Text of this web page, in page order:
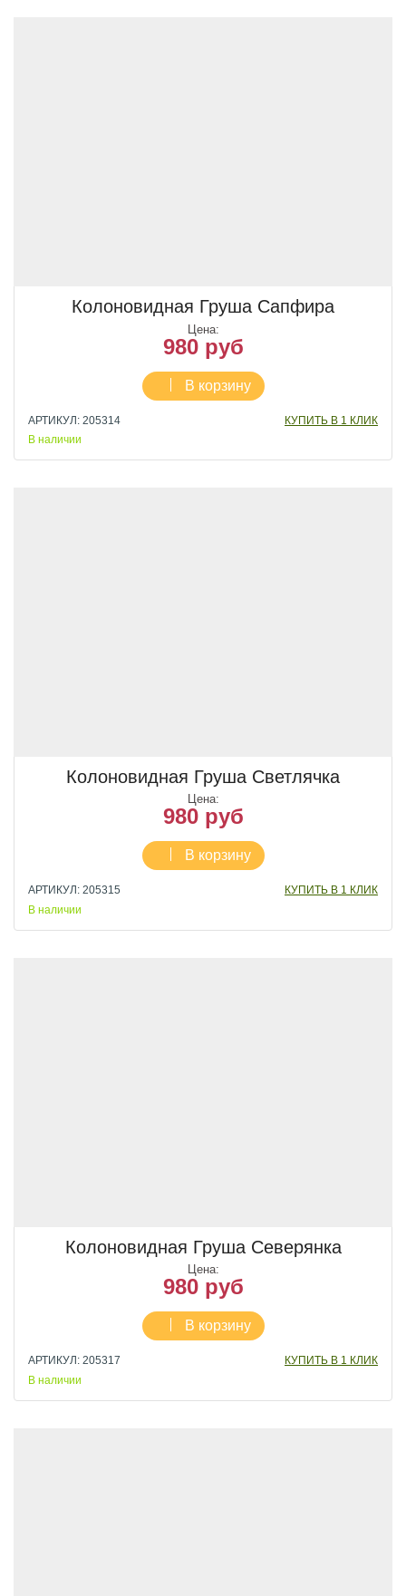
Колоновидная Груша Сапфира
Цена:
980 руб
В корзину
АРТИКУЛ: 205314
КУПИТЬ В 1 КЛИК
В наличии
Колоновидная Груша Светлячка
Цена:
980 руб
В корзину
АРТИКУЛ: 205315
КУПИТЬ В 1 КЛИК
В наличии
Колоновидная Груша Северянка
Цена:
980 руб
В корзину
АРТИКУЛ: 205317
КУПИТЬ В 1 КЛИК
В наличии